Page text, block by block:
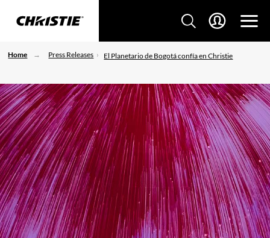
Home Press Releases El Planetario de Bogotá confía en Christie